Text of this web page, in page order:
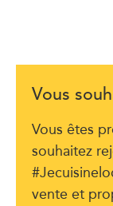
Vous
Vous êtes
souhaitez
vente et